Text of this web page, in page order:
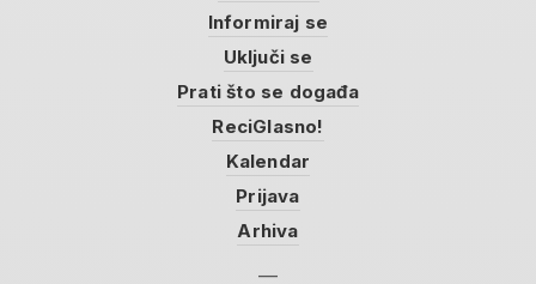
Informiraj se
Uključi se
Prati što se događa
ReciGlasno!
Kalendar
Prijava
Arhiva